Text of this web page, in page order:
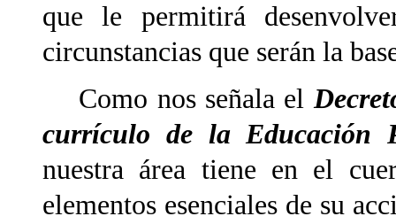
que le permitirá
circunstancias que serán la
Como nos señala el
currículo de la Educación
nuestra área tiene en el
elementos esenciales de su